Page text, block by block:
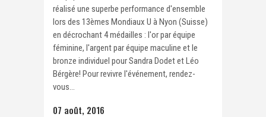
réalisé une superbe performance d'ensemble
lors des 13èmes Mondiaux U à Nyon (Suisse)
en décrochant 4 médailles : l'or par équipe
féminine, l'argent par équipe maculine et le
bronze individuel pour Sandra Dodet et Léo
Bérgère! Pour revivre l'événement, rendez-
vous...
07 août, 2016